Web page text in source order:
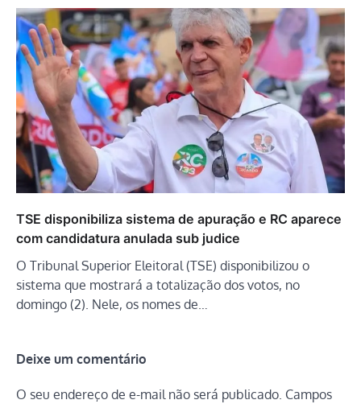
TSE disponibiliza sistema de apuração e RC aparece
com candidatura anulada sub judice
O Tribunal Superior Eleitoral (TSE) disponibilizou o
sistema que mostrará a totalização dos votos, no
domingo (2). Nele, os nomes de…
Deixe um comentário
O seu endereço de e-mail não será publicado. Campos